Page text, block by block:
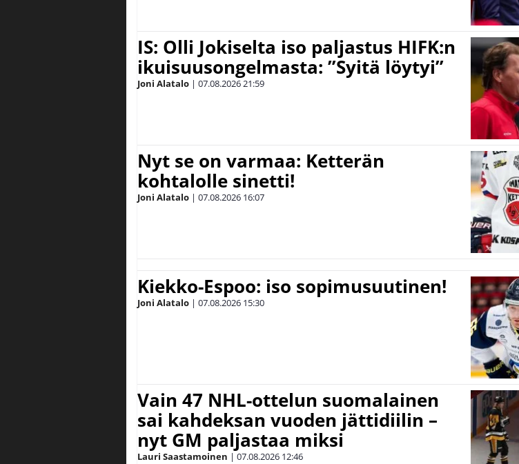
IS: Olli Jokiselta iso paljastus HIFK:n
ikuisuusongelmasta: ”Syitä löytyi”
Joni Alatalo | 07.08.202621:59
Nyt se on varmaa: Ketterän
kohtalolle sinetti!
Joni Alatalo | 07.08.2026 16:07
Kiekko-Espoo: iso sopimusuutinen!
Joni Alatalo | 07.08.2026 15:30
Vain 47 NHL-ottelun suomalainen
sai kahdeksan vuoden jättidiilin –
nyt GM paljastaa miksi
Lauri Saastamoinen | 07.08.2026 12:46